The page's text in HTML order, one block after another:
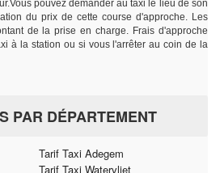
pouvez demander au taxi le lieu de son
du prix de cette course d'approche. Les
de la prise en charge. Frais d'approche
à la station ou si vous l'arrêter au coin de la
PAR DÉPARTEMENT
Tarif Taxi Adegem
Tarif Taxi Watervliet